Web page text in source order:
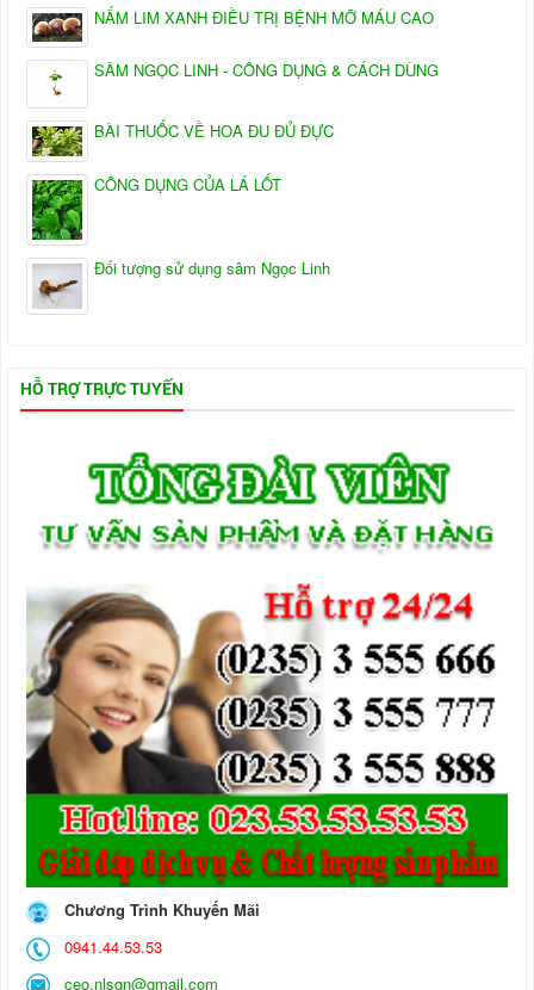
NẤM LIM XANH ĐIỀU TRỊ BỆNH MỠ MÁU CAO
SÂM NGỌC LINH - CÔNG DỤNG & CÁCH DÙNG
BÀI THUỐC VỀ HOA ĐU ĐỦ ĐỰC
CÔNG DỤNG CỦA LÁ LỐT
Đối tượng sử dụng sâm Ngọc Linh
HỖ TRỢ TRỰC TUYẾN
Chương Trình Khuyến Mãi
0941.44.53.53
ceo.nlsqn@gmail.com